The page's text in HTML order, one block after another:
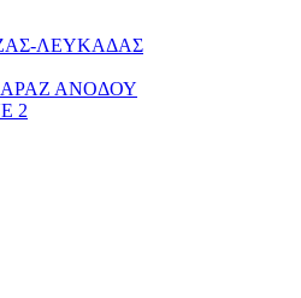
ΛΕΥΚΑΔΑΣ
ΑΝΟΔΟΥ
2